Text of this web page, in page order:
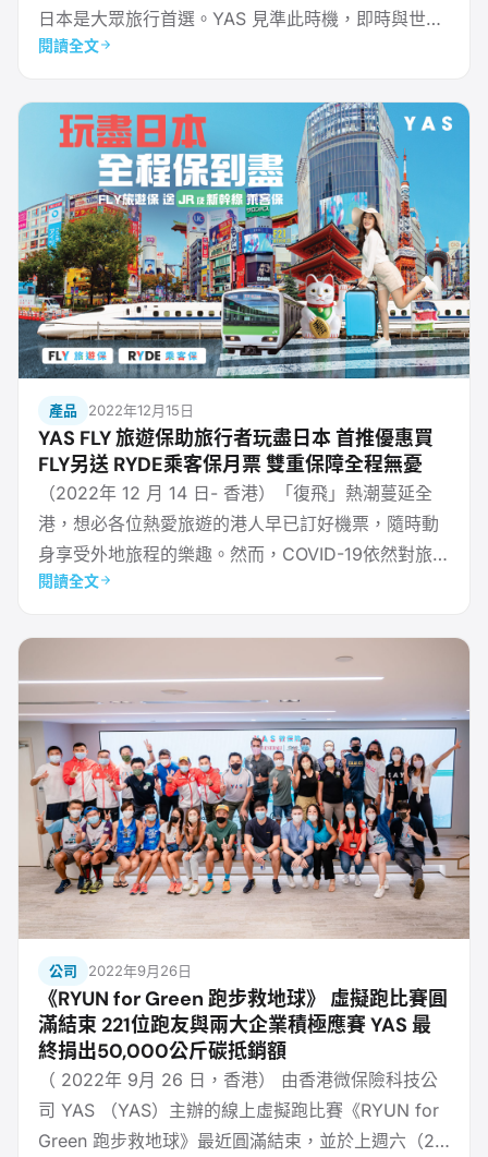
日本是大眾旅行首選。YAS 見準此時機，即時與世界
各地的企業商討合作方案，並為熱愛日本文化的香港
至 1 月 31 日期間，旅客成為首 100 名 投保YAS 旅遊
保 的顧客，即可得到由日企 INFORICH 提供的日本 5
閱讀全文
產品 2022年12月15日
YAS FLY 旅遊保助旅行者玩盡日本 首推優惠買
FLY另送 RYDE乘客保月票 雙重保障全程無憂
（2022年 12 月 14 日- 香港）「復飛」熱潮蔓延全
港，想必各位熱愛旅遊的港人早已訂好機票，隨時動
身享受外地旅程的樂趣。然而，COVID-19依然對旅客
存在一定風險，不但影響成團與否，就連回港後的生
險攜手合作，推出全新 FLY 旅遊保，只需於 YAS 手
機應用程式或網頁中完成簡單步驟，全球旅程即時任
意通行，令你輕鬆暢遊大世界。FLY 旅遊
閱讀全文
公司 2022年9月26日
《RYUN for Green 跑步救地球》 虛擬跑比賽圓
滿結束 221位跑友與兩大企業積極應賽 YAS 最
終捐出50,000公斤碳抵銷額
（ 2022年 9月 26 日，香港） 由香港微保險科技公
司 YAS （YAS）主辦的線上虛擬跑比賽《RYUN for
Green 跑步救地球》最近圓滿結束，並於上週六（24